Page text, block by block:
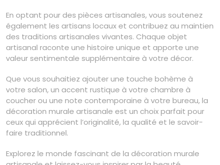
En optant pour des pièces artisanales, vous soutenez
également les artisans locaux et contribuez au maintien
des traditions artisanales vivantes. Chaque objet
artisanal raconte une histoire unique et apporte une
valeur sentimentale supplémentaire à votre décor.
Que vous souhaitiez ajouter une touche bohème à
votre salon, un accent rustique à votre chambre à
coucher ou une note contemporaine à votre bureau, la
décoration murale artisanale est un choix parfait pour
ceux qui apprécient l’originalité, la qualité et le savoir-
faire traditionnel.
Explorez le monde fascinant de la décoration murale